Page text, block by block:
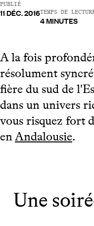
PUBLIÉ
11 DÉC. 2016TEMPS DE
4 MINUTES
A la fois
résolument
fière du sud de
dans un univers
vous risquez fort
enAndalousie.
Une